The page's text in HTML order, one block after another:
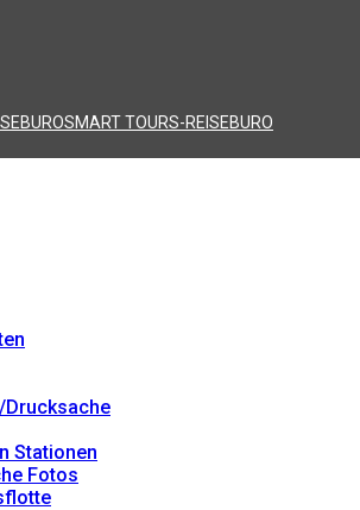
SMART TOURS-REISEBURO
Drucksache
Stationen
Fotos